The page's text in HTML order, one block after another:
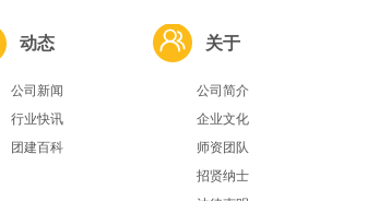
动态
公司新闻
行业快讯
团建百科
关于
公司简介
企业文化
师资团队
招贤纳士